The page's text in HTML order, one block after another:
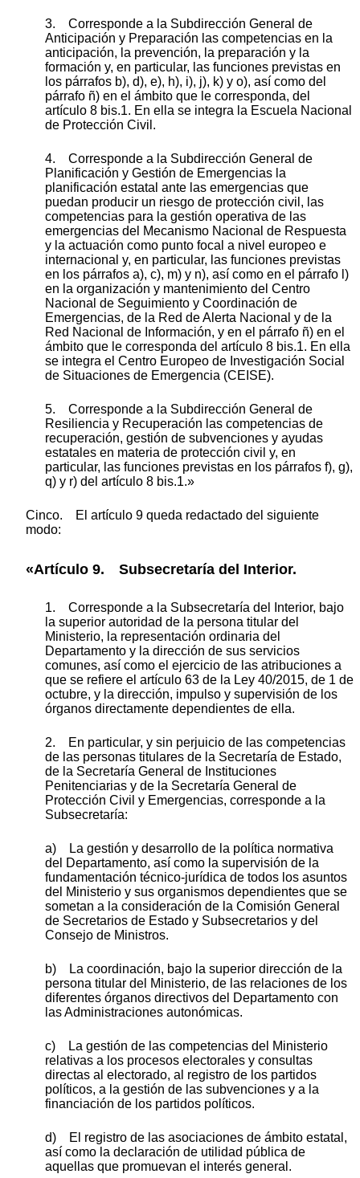
3. Corresponde a la Subdirección General de
Anticipación y Preparación las competencias en la
anticipación, la prevención, la preparación y la
formación y, en particular, las funciones previstas en
los párrafos b), d), e), h), i), j), k) y o), así como del
párrafo ñ) en el ámbito que le corresponda, del
artículo 8 bis.1. En ella se integra la Escuela Nacional
de Protección Civil.
4. Corresponde a la Subdirección General de
Planificación y Gestión de Emergencias la
planificación estatal ante las emergencias que
puedan producir un riesgo de protección civil, las
competencias para la gestión operativa de las
emergencias del Mecanismo Nacional de Respuesta
y la actuación como punto focal a nivel europeo e
internacional y, en particular, las funciones previstas
en los párrafos a), c), m) y n), así como en el párrafo l)
en la organización y mantenimiento del Centro
Nacional de Seguimiento y Coordinación de
Emergencias, de la Red de Alerta Nacional y de la
Red Nacional de Información, y en el párrafo ñ) en el
ámbito que le corresponda del artículo 8 bis.1. En ella
se integra el Centro Europeo de Investigación Social
de Situaciones de Emergencia (CEISE).
5. Corresponde a la Subdirección General de
Resiliencia y Recuperación las competencias de
recuperación, gestión de subvenciones y ayudas
estatales en materia de protección civil y, en
particular, las funciones previstas en los párrafos f), g),
q) y r) del artículo 8 bis.1.»
Cinco. El artículo 9 queda redactado del siguiente
modo:
«Artículo 9. Subsecretaría del Interior.
1. Corresponde a la Subsecretaría del Interior, bajo
la superior autoridad de la persona titular del
Ministerio, la representación ordinaria del
Departamento y la dirección de sus servicios
comunes, así como el ejercicio de las atribuciones a
que se refiere el artículo 63 de la Ley 40/2015, de 1 de
octubre, y la dirección, impulso y supervisión de los
órganos directamente dependientes de ella.
2. En particular, y sin perjuicio de las competencias
de las personas titulares de la Secretaría de Estado,
de la Secretaría General de Instituciones
Penitenciarias y de la Secretaría General de
Protección Civil y Emergencias, corresponde a la
Subsecretaría:
a) La gestión y desarrollo de la política normativa
del Departamento, así como la supervisión de la
fundamentación técnico-jurídica de todos los asuntos
del Ministerio y sus organismos dependientes que se
sometan a la consideración de la Comisión General
de Secretarios de Estado y Subsecretarios y del
Consejo de Ministros.
b) La coordinación, bajo la superior dirección de la
persona titular del Ministerio, de las relaciones de los
diferentes órganos directivos del Departamento con
las Administraciones autonómicas.
c) La gestión de las competencias del Ministerio
relativas a los procesos electorales y consultas
directas al electorado, al registro de los partidos
políticos, a la gestión de las subvenciones y a la
financiación de los partidos políticos.
d) El registro de las asociaciones de ámbito estatal,
así como la declaración de utilidad pública de
aquellas que promuevan el interés general.